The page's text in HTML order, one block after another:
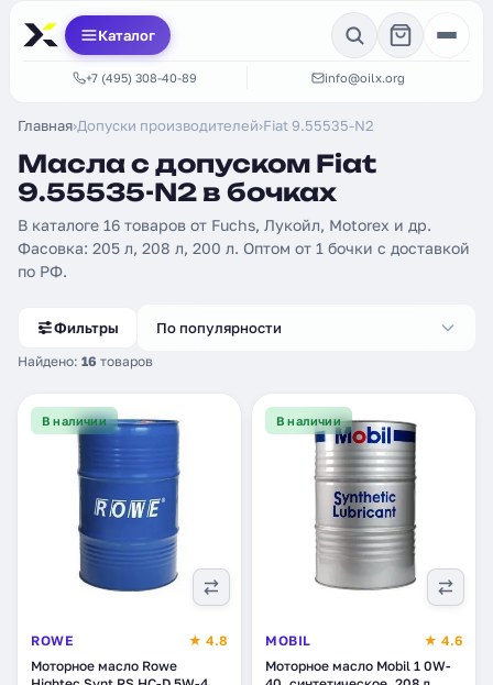
Каталог
+7 (495) 308-40-89 info@oilx.org
Главная›Допуски производителей›Fiat 9.55535-N2
Масла с допуском Fiat
9.55535-N2 в бочках
В каталоге 16 товаров от Fuchs, Лукойл, Motorex и др.
Фасовка: 205 л, 208 л, 200 л. Оптом от 1 бочки с доставкой
по РФ.
Фильтры
Найдено: 16 товаров
По популярности
В наличии
ROWE
★ 4.8
Моторное масло Rowe
В наличии
MOBIL
★ 4.6
Моторное масло Mobil 1 0W-